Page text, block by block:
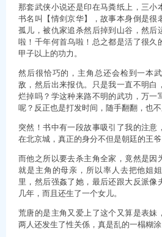
那套武侠小说还是印在马粪纸上，三小
书名叫【情剑京华】，故事本身倒是很
孤儿，被仇家追杀然后掉到山谷，然后
啦！千年何首乌啦！总之都是活了很久
甲子以上的功力。
然后很恰巧的，主角总还会检到一本
敌，然后出来报仇。只是我一直不明白
烂掉吗？学这种来路不明的武功，万一
呢？反正也是打发时间，随手翻翻，也不
突然！书中有一段故事吸引了我的注意
在北京城，真正的身分不但是朝廷的王爷
而他之所以要去杀主角全家，竟然是因
就是主角的母亲，所以率人去把他姐
里，然后强姦了她，最后还跟大反派像
几年，而且还生了一个女儿。
荒唐的是主角又爱上了这个又算是表妹
两人还发生了性关係，真是乱的一榻糊涂